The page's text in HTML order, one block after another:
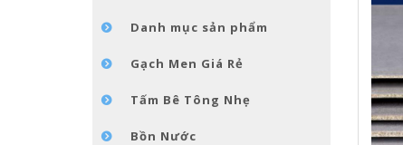
Danh mục sản phẩm
Gạch Men Giá Rẻ
Tấm Bê Tông Nhẹ
Bồn Nước